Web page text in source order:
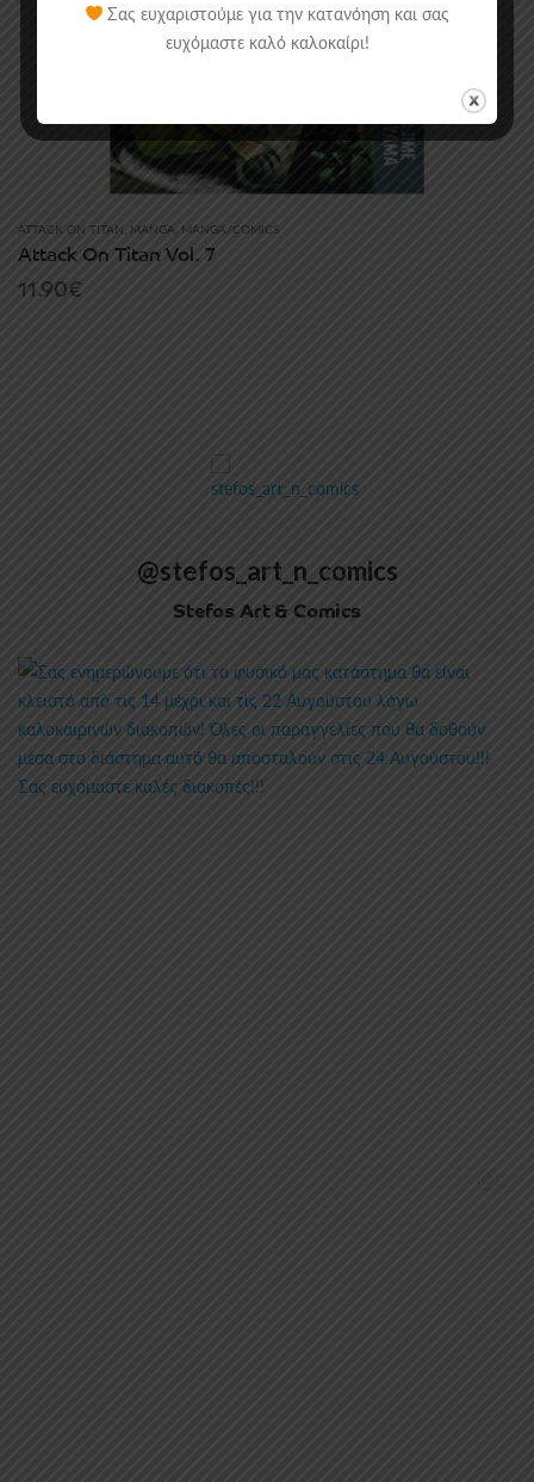
ATTACK ON TITAN MANGA , MANGA/COMICS
Attack On Titan Vol. 7
11.90€
@stefos_art_n_comics
Stefos Art & Comics
Σας ευχαριστούμε για την κατανόηση και σας
ευχόμαστε καλό καλοκαίρι!